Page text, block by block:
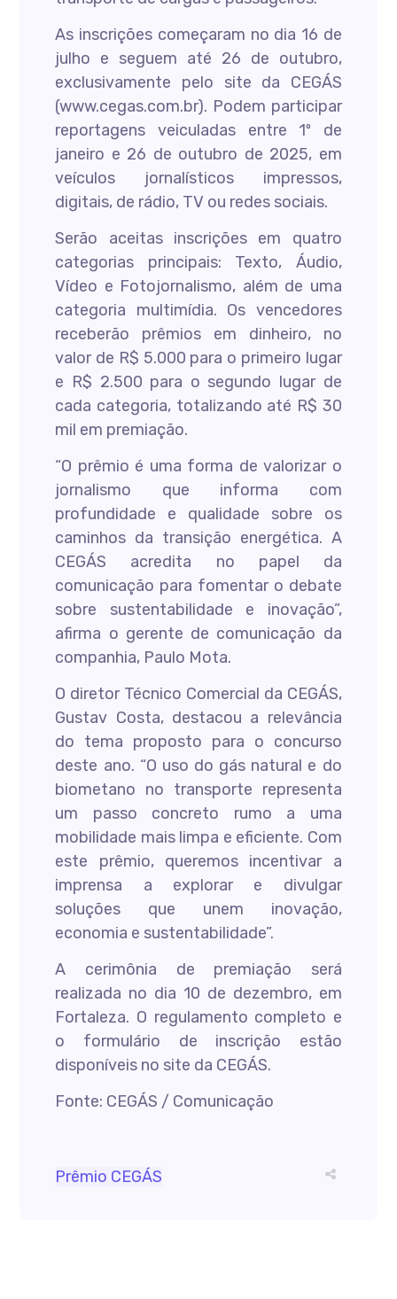
As inscrições começaram no dia 16 de
julho e seguem até 26 de outubro,
exclusivamente pelo site da CEGÁS
(www.cegas.com.br). Podem participar
reportagens veiculadas entre 1º de
janeiro e 26 de outubro de 2025, em
veículos jornalísticos impressos,
digitais, de rádio, TV ou redes sociais.
Serão aceitas inscrições em quatro
categorias principais: Texto, Áudio,
Vídeo e Fotojornalismo, além de uma
categoria multimídia. Os vencedores
receberão prêmios em dinheiro, no
valor de R$ 5.000 para o primeiro lugar
e R$ 2.500 para o segundo lugar de
cada categoria, totalizando até R$ 30
mil em premiação.
“O prêmio é uma forma de valorizar o
jornalismo que informa com
profundidade e qualidade sobre os
caminhos da transição energética. A
CEGÁS acredita no papel da
comunicação para fomentar o debate
sobre sustentabilidade e inovação”,
afirma o gerente de comunicação da
companhia, Paulo Mota.
O diretor Técnico Comercial da CEGÁS,
Gustav Costa, destacou a relevância
do tema proposto para o concurso
deste ano. “O uso do gás natural e do
biometano no transporte representa
um passo concreto rumo a uma
mobilidade mais limpa e eficiente. Com
este prêmio, queremos incentivar a
imprensa a explorar e divulgar
soluções que unem inovação,
economia e sustentabilidade”.
A cerimônia de premiação será
realizada no dia 10 de dezembro, em
Fortaleza. O regulamento completo e
o formulário de inscrição estão
disponíveis no site da CEGÁS.
Fonte: CEGÁS / Comunicação
Prêmio CEGÁS